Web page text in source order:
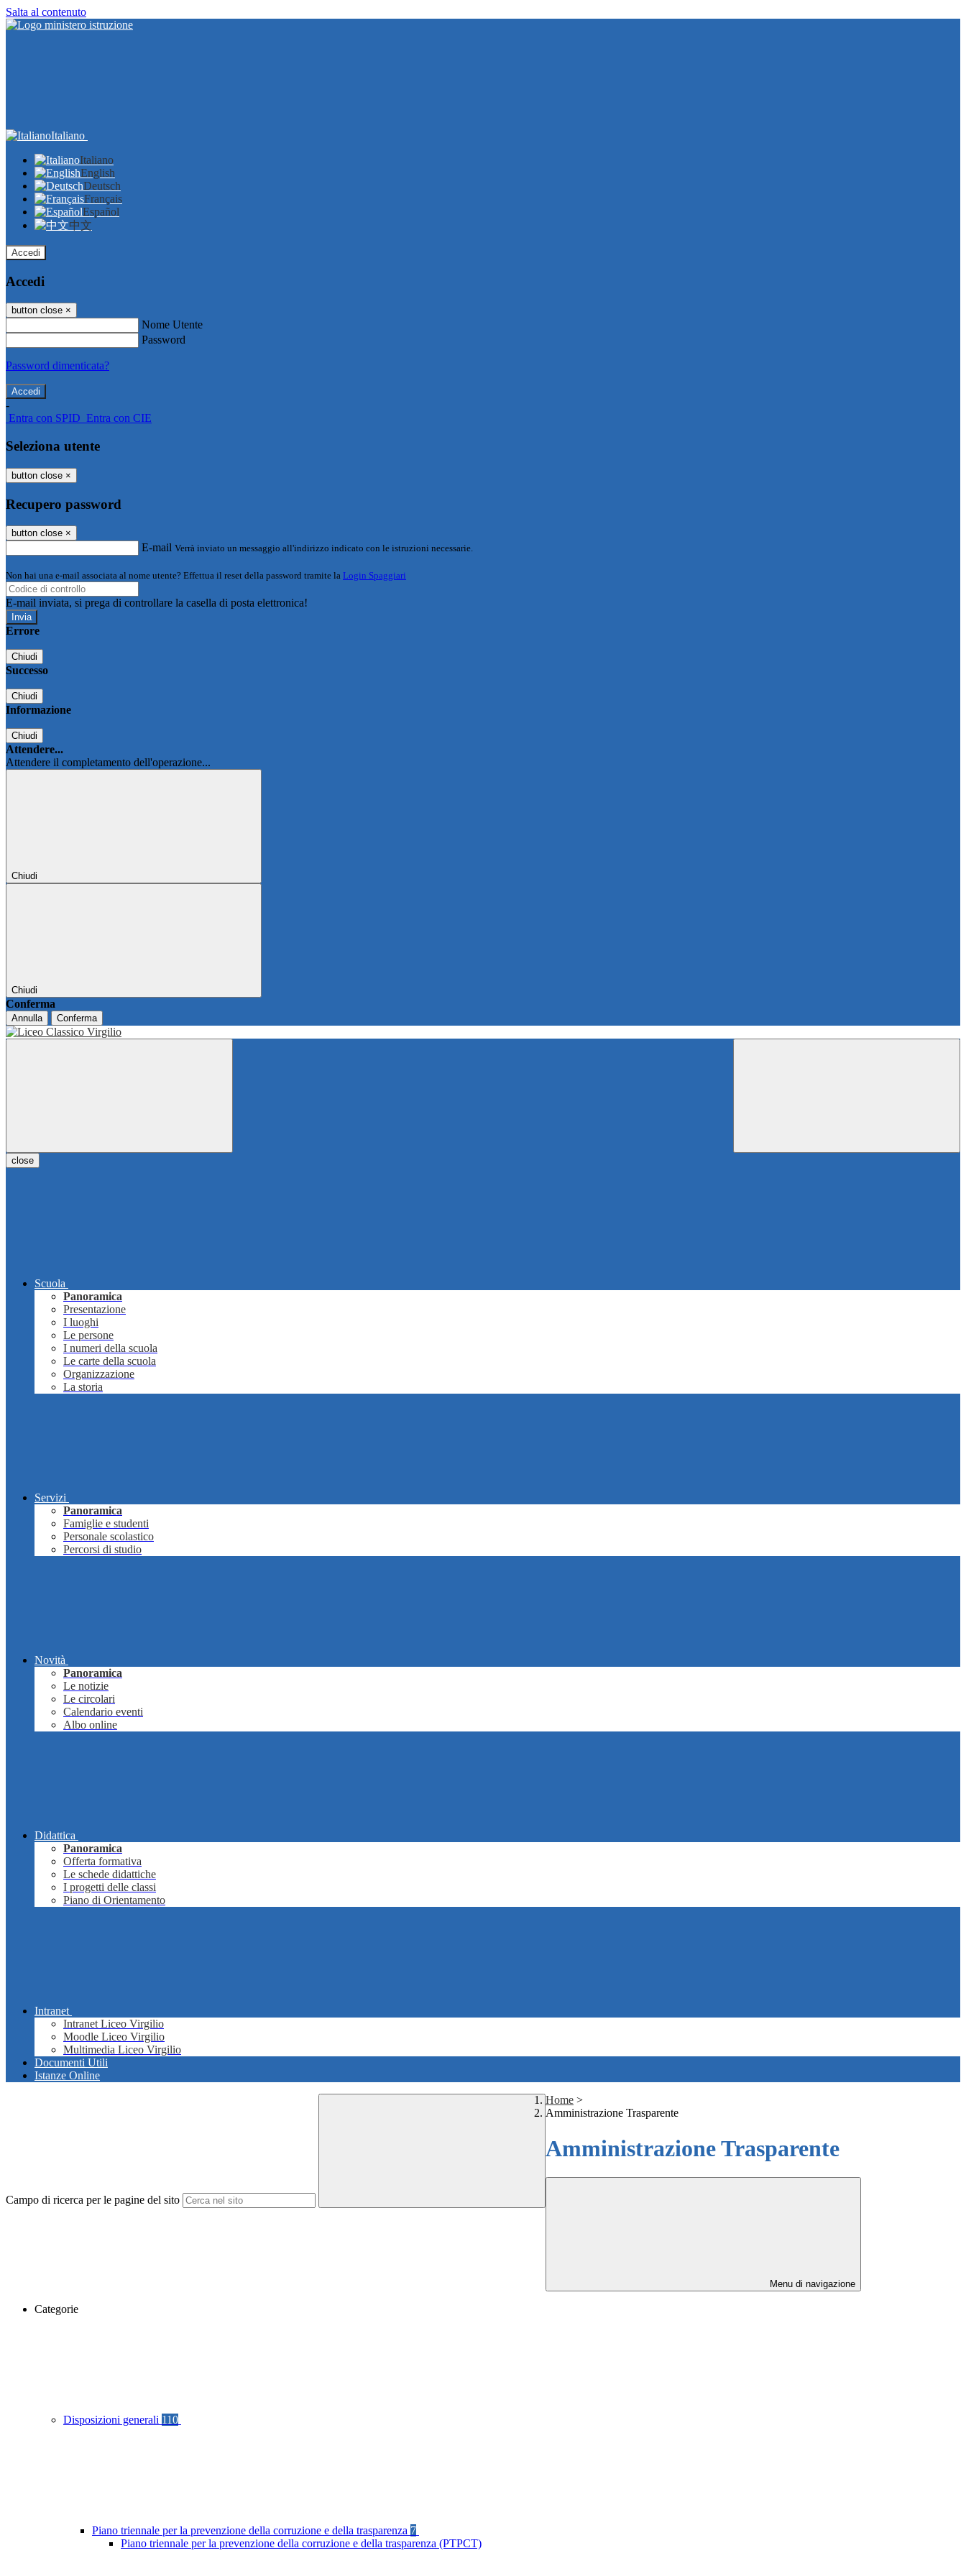
Salta al contenuto
Italiano
Italiano
English
Deutsch
Français
Español
中文
Accedi
Accedi
button close ×
Nome Utente
Password
Password dimenticata?
-
Entra con SPID Entra con CIE
Seleziona utente
button close ×
Recupero password
button close ×
E-mail Verrà inviato un messaggio all'indirizzo indicato con le istruzioni necessarie.
Non hai una e-mail associata al nome utente? Effettua il reset della password tramite la Login Spaggiari
E-mail inviata, si prega di controllare la casella di posta elettronica!
Errore
Chiudi
Successo
Chiudi
Informazione
Chiudi
Attendere...
Attendere il completamento dell'operazione...
Chiudi
Chiudi
Conferma
Annulla Conferma
close
Scuola
Panoramica
Presentazione
I luoghi
Le persone
I numeri della scuola
Le carte della scuola
Organizzazione
La storia
Servizi
Panoramica
Famiglie e studenti
Personale scolastico
Percorsi di studio
Novità
Panoramica
Le notizie
Le circolari
Calendario eventi
Albo online
Didattica
Panoramica
Offerta formativa
Le schede didattiche
I progetti delle classi
Piano di Orientamento
Intranet
Intranet Liceo Virgilio
Moodle Liceo Virgilio
Multimedia Liceo Virgilio
Documenti Utili
Istanze Online
Campo di ricerca per le pagine del sito
Home >
Amministrazione Trasparente
Amministrazione Trasparente
Menu di navigazione
Categorie
Disposizioni generali 110
Piano triennale per la prevenzione della corruzione e della trasparenza 7
Piano triennale per la prevenzione della corruzione e della trasparenza (PTPCT)